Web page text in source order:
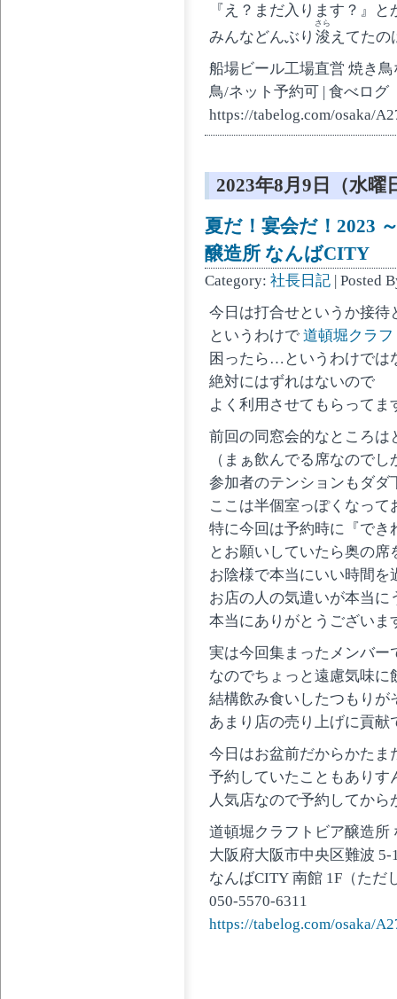
『え？まだ入ります？』
みんなどんぶり 浚
さら
えてたの
船場ビール工場直営 焼き
鳥/ネット予約可 | 食べログ
https://tabelog.com/osaka/
2023年8月9日（水曜
夏だ！宴会だ！2023
醸造所 なんばCITY
Category: 社長日記 | Posted
今日は打合せというか接待
というわけで 道頓堀クラ
困ったら…というわけでは
絶対にはずれはないので
よく利用させてもらってま
前回の同窓会的なところは
（まぁ飲んでる席なので
参加者のテンションもダダ
ここは半個室っぽくなっ
特に今回は予約時に『でき
とお願いしていたら奥の
お陰様で本当にいい時間
お店の人の気遣いが本当に
本当にありがとうございま
実は今回集まったメンバ
なのでちょっと遠慮気味に
結構飲み食いしたつもりが
あまり店の売り上げに貢
今日はお盆前だからかたま
予約していたこともありす
人気店なので予約してから
道頓堀クラフトビア醸造所
大阪府大阪市中央区難波 5-
なんばCITY 南館 1F（ただ
050-5570-6311
https://tabelog.com/osaka/